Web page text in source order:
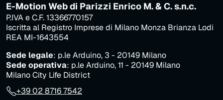
E-Motion Web di Parizzi Enrico M. & C. s.n.c.
P.IVA e C.F. 13366770157
Iscritta al Registro Imprese di Milano Monza Brianza Lodi
REA MI-1643554
Sede legale: p.le Arduino, 3 - 20149 Milano
Sede operativa: p.le Arduino, 11 - 20149 Milano
Milano City Life District
+39 02 8716 7542